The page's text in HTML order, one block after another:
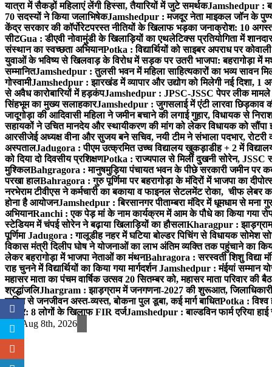
यात्रा में सैकड़ों महिलाएं लेंगी हिस्सा, तैयारियों में जुटे समर्थकJamshedpur :
70 सदस्यों ने किया जलाभिषेकJamshedpur : मजदूर नेता माइकल जॉन के
केंद्र सरकार की कॉर्पोरेटपरस्त नीतियों के खिलाफ भड़का जनाक्रोश: 10
सीटGua : डीएवी नोवामुंडी के खिलाड़ियों का एथलेटिक्स प्रतियोगिता में
संस्थान का स्वच्छता अभियानPotka : विद्यार्थियों को साइबर अपराध पर
युवाओं के भविष्य से खिलवाड़ के विरोध में सड़क पर उतरी भाजपा: बहरागोड़ा में
सम्मानितJamshedpur : तुलसी भवन में महिला साहित्यकारों का भव्य सावन
गोस्वामीJamshedpur : झारखंड में व्यापार और उद्योग को मिलेगी नई दिशा, 1
से अवैध कारोबारियों में हड़कंपJamshedpur : JPSC-JSSC पेपर लीक
सिंहभूम का मुख्य सलाहकारJamshedpur : जुगसलाई में एंटी लारवा छिड़काव
जादूगोड़ा की आदिवासी महिला ने जमीन बचाने की लगाई गुहार, विधायक से
सहायकों ने उचित मानदेय और स्थायीकरण की मांग को लेकर विधायक को सौंपा
आरसीजेई अध्यक्ष वीना और सुजय बने सचिव, नयी टीम ने संभाला पदभार,
अस्पतालJadugora : पीएम उत्क्रमित उच्च विद्यालय खुकड़ाडीह + 2 में
को दिया दो दिवसीय प्रशिक्षणPotka : राज्यपाल से मिलीं दुखनी सोरेन, JSSC
मुश्किलBahgragora : मानुषमुड़िया पंचायत भवन के पीछे सरकारी जमीन पर
परखा हालBahragora : गुरु पूर्णिमा पर बहरागोड़ा के मंदिरों में भाजपा का
नरभेराम टीवीएस ने कर्मचारी का बकाया व फाइनल सेटलमेंट रोका, चीफ लेबर
होना है आयोजनJamshedpur : बिरसानगर पीताम्बरा मंदिर में धूमधाम से मना
अभियानRanchi : एक पेड़ मां के नाम कार्यक्रम में आम के पौधे का किया गया
स्टेडियम में चंपई सोरेन ने बढ़ाया खिलाड़ियों का हौसलाKharagpur : झाड़ग्राम
पूर्णिमाJadugora : गालूडीह नहर में घटिया बोल्डर पिचिंग से विधायक सोमेश
विकास मंत्री दिलीप घोष ने योजनाओं का लाभ अंतिम व्यक्ति तक पहुंचाने का
लेकर बहरागोड़ा में भाजपा नेताओं का मंथनBahragora : सरस्वती शिशु विद्या
राह चुनने में विद्यार्थियों का किया गया मार्गदर्शनJamshedpur : मंईयां सम्मान
महासर माता का पंचम वार्षिक उत्सव 20 सितम्बर को, महासर माता परिवार की
श्रद्धांजलिJhargram : झाड़ग्राम में जनगणना-2027 की शुरूआत, जिलाधिकारी
बारिश से जनजीवन अस्त-व्यस्त, बोकना पुल डूबा, कई मार्ग बाधितPotka : विश्व
प्रहार: 8 लोगों के खिलाफ FIR दर्जJamshedpur : बाल्डविन फार्म एरिया
Sat. Aug 8th, 2026